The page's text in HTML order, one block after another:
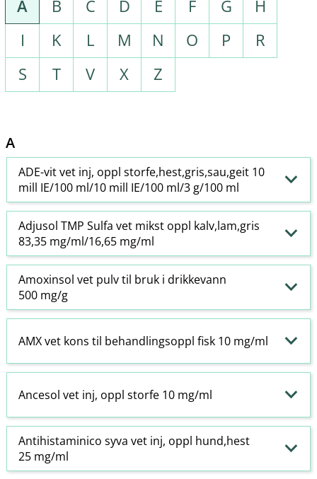
A B C D E F G
H
I
K L M N O P
R
S
T V X Z
A
ADE-vit vet inj, oppl storfe,hest,gris,sau,geit 10
mill IE/100 ml/10 mill IE/100 ml/3 g/100 ml
Adjusol TMP Sulfa vet mikst oppl kalv,lam,gris
83,35 mg/ml/16,65 mg/ml
Amoxinsol vet pulv til bruk i drikkevann
500 mg/g
AMX vet kons til behandlingsoppl fisk 10 mg/ml
Ancesol vet inj, oppl storfe 10 mg/ml
Antihistaminico syva vet inj, oppl hund,hest
25 mg/ml